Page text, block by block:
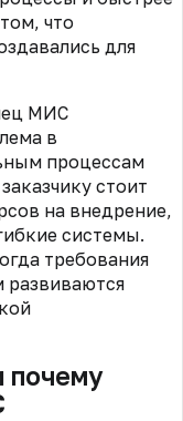
что
для
МИС
в
процессам
стоит
на внедрение,
системы.
требования
развиваются
почему